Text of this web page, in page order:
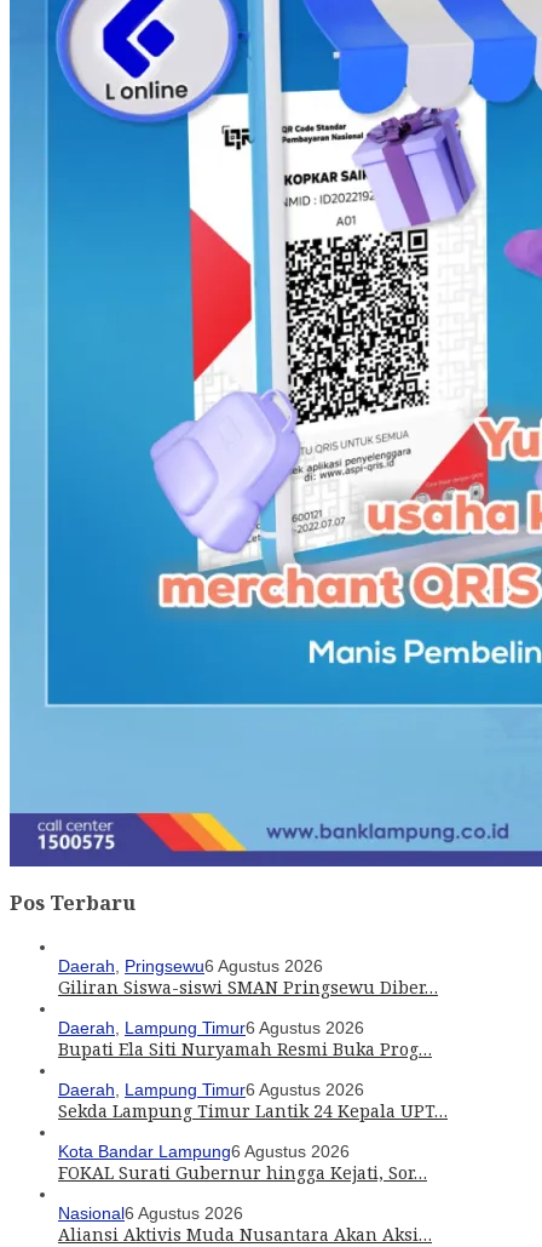
Pos Terbaru
Daerah Pringsewu6 Agustus 2026
Giliran Siswa-siswi SMAN Pringsewu Diber…
Daerah Lampung Timur6 Agustus 2026
Bupati Ela Siti Nuryamah Resmi Buka Prog…
Daerah Lampung Timur6 Agustus 2026
Sekda Lampung Timur Lantik 24 Kepala UPT…
Kota Bandar Lampung6 Agustus 2026
FOKAL Surati Gubernur hingga Kejati, Sor…
Nasional6 Agustus 2026
Aliansi Aktivis Muda Nusantara Akan Aksi…